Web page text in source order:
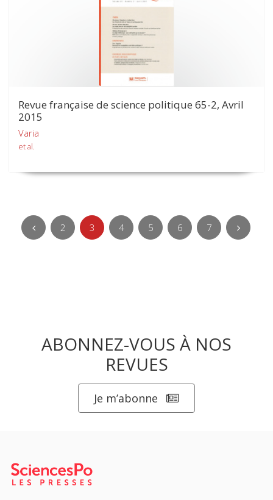
Revue française de science politique 65-2, Avril
2015
Varia
et al.
2 3 4 5 6 7
ABONNEZ-VOUS À NOS
REVUES
Je m’abonne